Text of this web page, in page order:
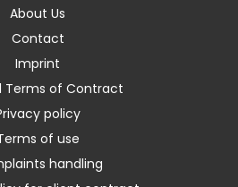
About Us
Contact
Imprint
Terms of Contract
policy
of use
handling